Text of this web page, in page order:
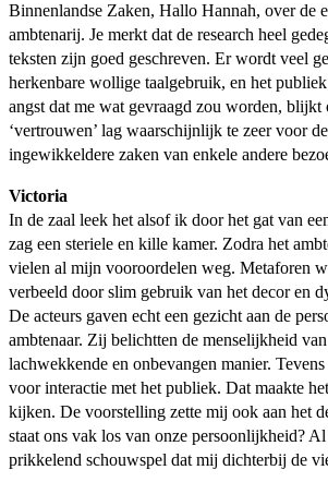
Binnenlandse Zaken, Hallo Hannah, over de
ambtenarij. Je merkt dat de research heel
teksten zijn goed geschreven. Er wordt veel
herkenbare wollige taalgebruik, en het
angst dat me wat gevraagd zou worden,
‘vertrouwen’ lag waarschijnlijk te zeer voor
ingewikkeldere zaken van enkele andere
Victoria
In de zaal leek het alsof ik door het gat van
zag een steriele en kille kamer. Zodra het
vielen al mijn vooroordelen weg. Metaforen
verbeeld door slim gebruik van het decor en
De acteurs gaven echt een gezicht aan de
ambtenaar. Zij belichtten de menselijkheid
lachwekkende en onbevangen manier.
voor interactie met het publiek. Dat maakte
kijken. De voorstelling zette mij ook aan het
staat ons vak los van onze persoonlijkheid?
prikkelend schouwspel dat mij dichterbij de